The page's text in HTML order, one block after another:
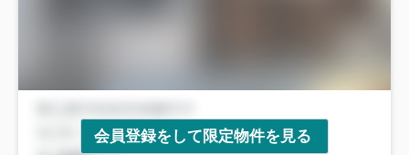
会員登録をして限定物件を見る